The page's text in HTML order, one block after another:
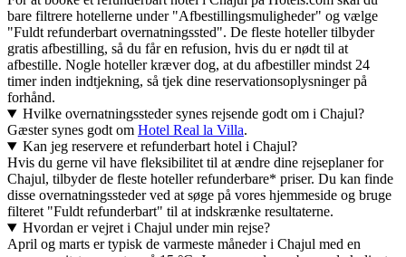
bare filtrere hotellerne under "Afbestillingsmuligheder" og vælge
"Fuldt refunderbart overnatningssted". De fleste hoteller tilbyder
gratis afbestilling, så du får en refusion, hvis du er nødt til at
afbestille. Nogle hoteller kræver dog, at du afbestiller mindst 24
timer inden indtjekning, så tjek dine reservationsoplysninger på
forhånd.
Hvilke overnatningssteder synes rejsende godt om i Chajul?
Gæster synes godt om Hotel Real la Villa.
Kan jeg reservere et refunderbart hotel i Chajul?
Hvis du gerne vil have fleksibilitet til at ændre dine rejseplaner for
Chajul, tilbyder de fleste hoteller refunderbare* priser. Du kan finde
disse overnatningssteder ved at søge på vores hjemmeside og bruge
filteret "Fuldt refunderbart" til at indskrænke resultaterne.
Hvordan er vejret i Chajul under min rejse?
April og marts er typisk de varmeste måneder i Chajul med en